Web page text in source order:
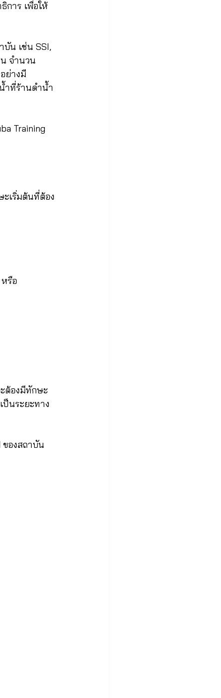
การ เพื่อให้
บัน เช่น SSI,
น จำนวน
ย่างมี
ำที่ร้านดำน้ำ
Training
เริ่มต้นที่ต้อง
รือ
ต้องมีทักษะ
นระยะทาง
ของสถาบัน